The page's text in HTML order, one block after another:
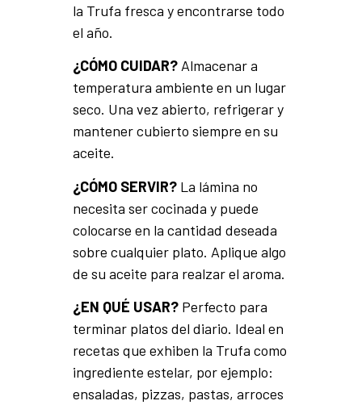
la Trufa fresca y encontrarse todo
el año.
¿CÓMO CUIDAR? Almacenar a
temperatura ambiente en un lugar
seco. Una vez abierto, refrigerar y
mantener cubierto siempre en su
aceite.
¿CÓMO SERVIR? La lámina no
necesita ser cocinada y puede
colocarse en la cantidad deseada
sobre cualquier plato. Aplique algo
de su aceite para realzar el aroma.
¿EN QUÉ USAR?Perfecto para
terminar platos del diario. Ideal en
recetas que exhiben la Trufa como
ingrediente estelar, por ejemplo:
ensaladas, pizzas, pastas, arroces